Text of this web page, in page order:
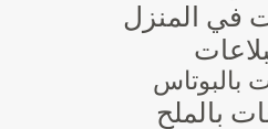
في المنزل
بالبوتاس
بالملح